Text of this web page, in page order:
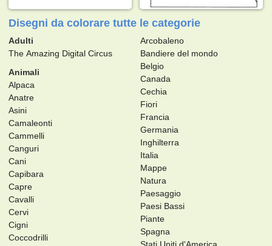
Disegni da colorare tutte le categorie
Adulti
The Amazing Digital Circus
Animali
Alpaca
Anatre
Asini
Camaleonti
Cammelli
Canguri
Cani
Capibara
Capre
Cavalli
Cervi
Cigni
Coccodrilli
Arcobaleno
Bandiere del mondo
Belgio
Canada
Cechia
Fiori
Francia
Germania
Inghilterra
Italia
Mappe
Natura
Paesaggio
Paesi Bassi
Piante
Spagna